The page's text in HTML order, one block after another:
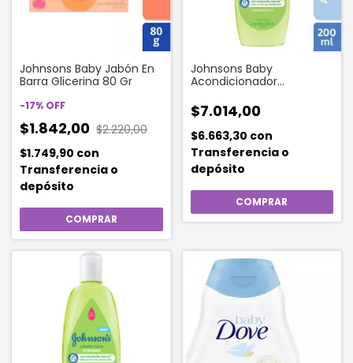
Johnsons Baby Jabón En
Barra Glicerina 80 Gr
-17% OFF
$1.842,00 $2.220,00
$1.749,90 con
Transferencia o
depósito
Johnsons Baby
Acondicionador
$7.014,00
$6.663,30 con
Transferencia o
depósito